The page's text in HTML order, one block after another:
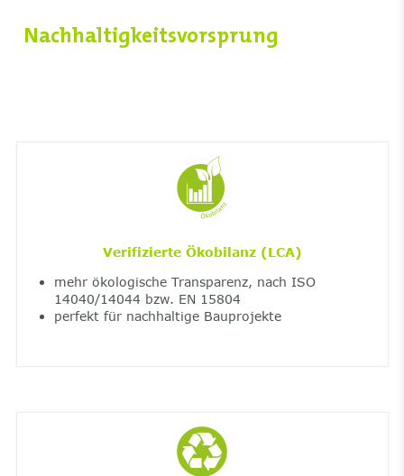
Nachhaltigkeitsvorsprung
Verifizierte Ökobilanz (LCA)
mehr ökologische Transparenz, nach ISO
14040/14044 bzw. EN 15804
perfekt für nachhaltige Bauprojekte